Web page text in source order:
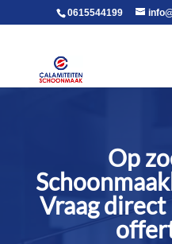
voor in de body0615544199
Op
Vraag